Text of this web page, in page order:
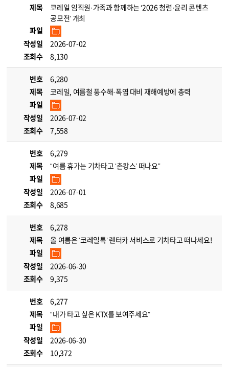
제목
코레일 임직원·가족과 함께하는 ‘2026 청렴·윤리 콘텐츠
공모전’ 개최
파일
작성일
2026-07-02
조회수
8,130
번호
6,280
제목
코레일, 여름철 풍수해·폭염 대비 재해예방에 총력
파일
작성일
2026-07-02
조회수
7,558
번호
6,279
제목
“여름 휴가는 기차타고 ‘촌캉스’ 떠나요”
파일
작성일
2026-07-01
조회수
8,685
번호
6,278
제목
올 여름은 ‘코레일톡’ 렌터카 서비스로 기차타고 떠나세요!
파일
작성일
2026-06-30
조회수
9,375
번호
6,277
제목
“내가 타고 싶은 KTX를 보여주세요”
파일
작성일
2026-06-30
조회수
10,372